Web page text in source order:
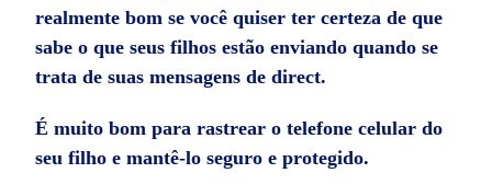
realmente bom se você quiser ter certeza de que
sabe o que seus filhos estão enviando quando se
trata de suas mensagens de direct.
É muito bom para rastrear o telefone celular do
seu filho e mantê-lo seguro e protegido.